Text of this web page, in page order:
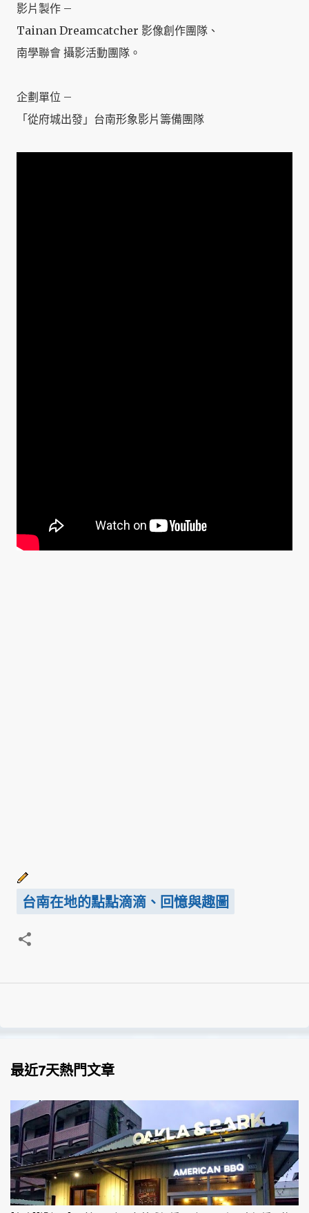
影片製作 –
Tainan Dreamcatcher 影像創作團隊、
南學聯會 攝影活動團隊。
企劃單位 –
「從府城出發」台南形象影片籌備團隊
台南在地的點點滴滴、回憶與趣圖
最近7天熱門文章